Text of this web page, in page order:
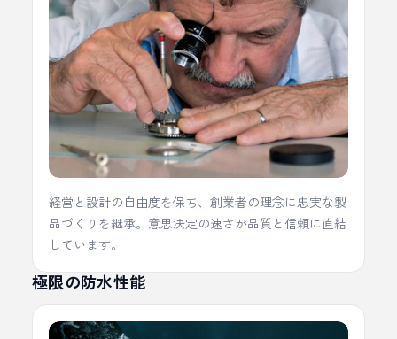
経営と設計の自由度を保ち、創業者の理念に忠実な製
品づくりを継承。意思決定の速さが品質と信頼に直結
しています。
極限の防水性能